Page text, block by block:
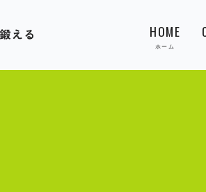
HOME